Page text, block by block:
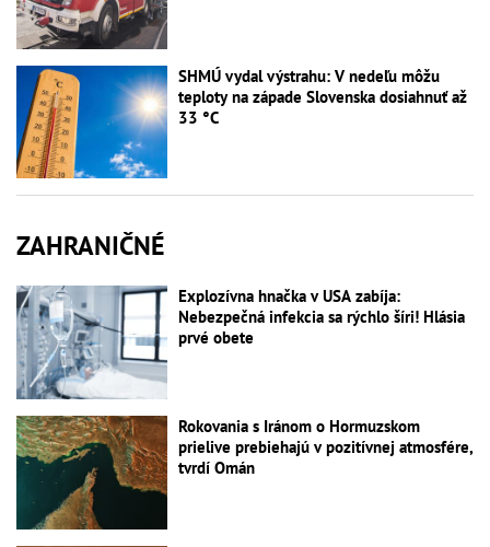
SHMÚ vydal výstrahu: V nedeľu môžu
teploty na západe Slovenska dosiahnuť až
33 °C
ZAHRANIČNÉ
Explozívna hnačka v USA zabíja:
Nebezpečná infekcia sa rýchlo šíri! Hlásia
prvé obete
Rokovania s Iránom o Hormuzskom
prielive prebiehajú v pozitívnej atmosfére,
tvrdí Omán